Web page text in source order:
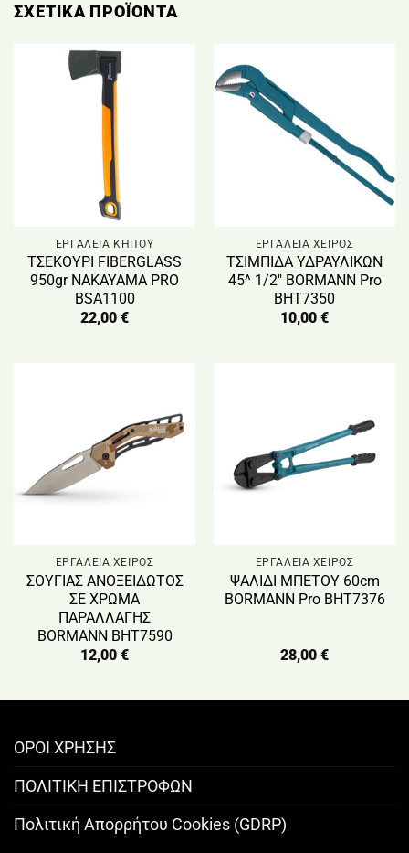
ΣΧΕΤΙΚΆ ΠΡΟΪΌΝΤΑ
ΕΡΓΑΛΕΙΑ ΚΗΠΟΥ
ΤΣΕΚΟΥΡΙ FIBERGLASS
950gr NAKAYAMA PRO
BSA1100
22,00 €
ΕΡΓΑΛΕΙΑ ΧΕΙΡΟΣ
ΤΣΙΜΠΙΔΑ ΥΔΡΑΥΛΙΚΩΝ
45^ 1/2″ BORMANN Pro
BHT7350
10,00 €
ΕΡΓΑΛΕΙΑ ΧΕΙΡΟΣ
ΣΟΥΓΙΑΣ ΑΝΟΞΕΙΔΩΤΟΣ
ΣΕ ΧΡΩΜΑ
ΠΑΡΑΛΛΑΓΗΣ
BORMANN BHT7590
12,00 €
ΕΡΓΑΛΕΙΑ ΧΕΙΡΟΣ
ΨΑΛΙΔΙ ΜΠΕΤΟΥ 60cm
ΒΟRMANN Pro BHT7376
28,00 €
ΟΡΟΙ ΧΡΗΣΗΣ
ΠΟΛΙΤΙΚΗ ΕΠΙΣΤΡΟΦΩΝ
Πολιτική Απορρήτου Cookies (GDRP)